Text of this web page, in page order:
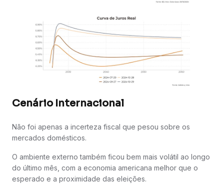
Cenário Internacional
Não foi apenas a incerteza fiscal que pesou sobre os
mercados domésticos.
O ambiente externo também ficou bem mais volátil ao longo
do último mês, com a economia americana melhor que o
esperado e a proximidade das eleições.